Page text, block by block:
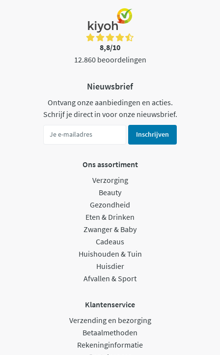
8,8/10
12.860 beoordelingen
Nieuwsbrief
Ontvang onze aanbiedingen en acties.
Schrijf je direct in voor onze nieuwsbrief.
Inschrijven
Ons assortiment
Verzorging
Beauty
Gezondheid
Eten & Drinken
Zwanger & Baby
Cadeaus
Huishouden & Tuin
Huisdier
Afvallen & Sport
Klantenservice
Verzending en bezorging
Betaalmethoden
Rekeninginformatie